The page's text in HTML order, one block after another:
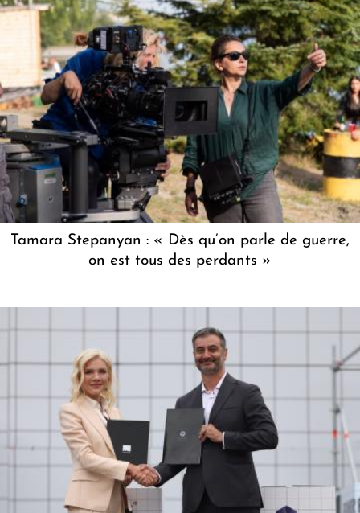
Tamara Stepanyan : « Dès qu’on parle de guerre,
on est tous des perdants »